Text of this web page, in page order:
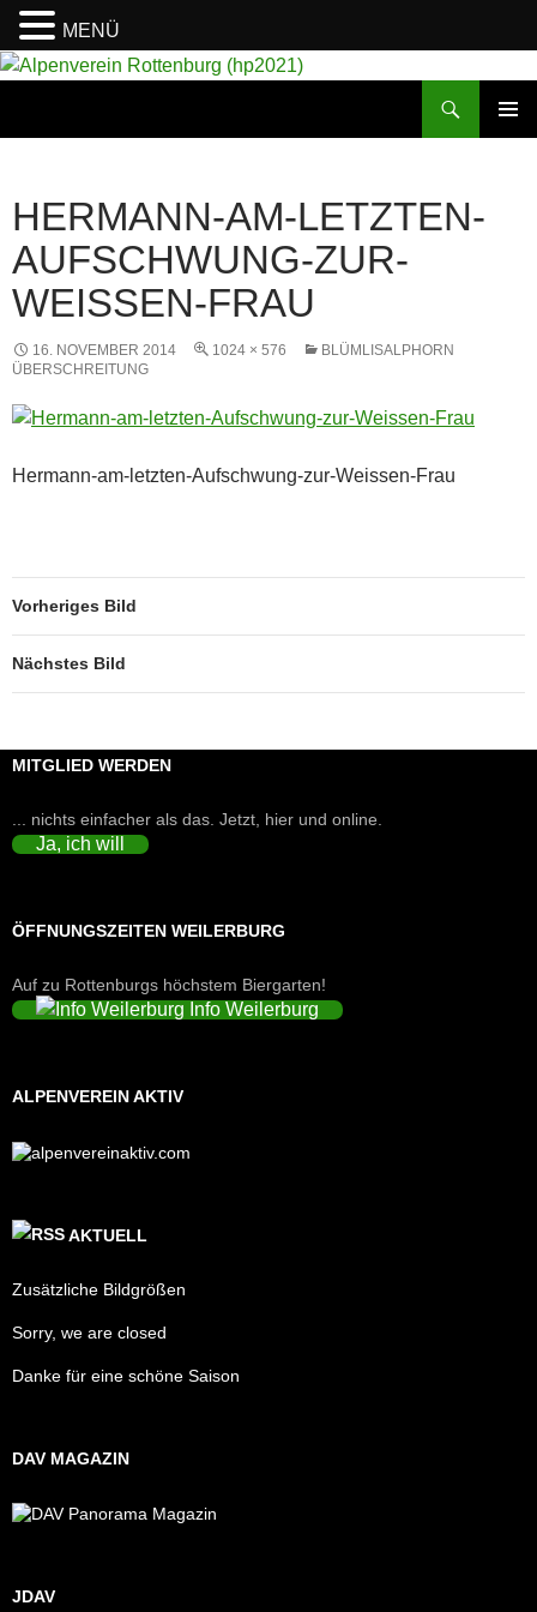
HERMANN-AM-LETZTEN-
AUFSCHWUNG-ZUR-
WEISSEN-FRAU
16. NOVEMBER 2014 1024 × 576
BLÜMLISALPHORN
ÜBERSCHREITUNG
Hermann-am-letzten-Aufschwung-zur-Weissen-Frau
Vorheriges Bild
Nächstes Bild
MITGLIED WERDEN
... nichts einfacher als das. Jetzt, hier und online.
Ja, ich will
ÖFFNUNGSZEITEN WEILERBURG
Auf zu Rottenburgs höchstem Biergarten!
Info Weilerburg
ALPENVEREIN AKTIV
AKTUELL
Zusätzliche Bildgrößen
Sorry, we are closed
Danke für eine schöne Saison
DAV MAGAZIN
JDAV
MENÜ